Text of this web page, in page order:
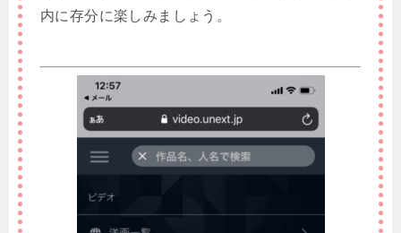
内に存分に楽しみましょう。